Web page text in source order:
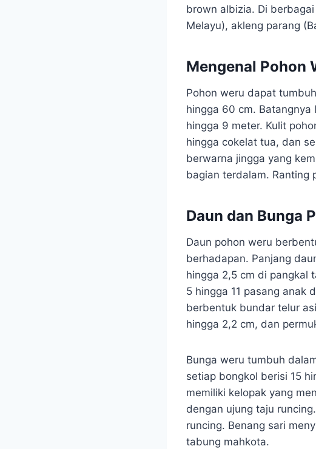
brown albizia. Di
Melayu), akleng parang
Mengenal Pohon
Pohon weru dapat
hingga 60 cm.
hingga 9 meter. Kulit
hingga cokelat tua, dan
berwarna jingga yang
bagian terdalam. Ranting
Daun dan Bunga
Daun pohon weru
berhadapan. Panjang
hingga 2,5 cm di pangkal
5 hingga 11 pasang anak
berbentuk bundar telur
hingga 2,2 cm, dan
Bunga weru tumbuh
setiap bongkol berisi 15
memiliki kelopak yang
dengan ujung taju
runcing. Benang sari
tabung mahkota.